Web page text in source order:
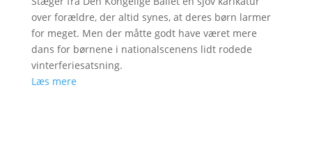
over forældre, der altid synes, at deres børn larmer
for meget. Men der måtte godt have været mere
dans for børnene i nationalscenens lidt rodede
vinterferiesatsning.
Læs mere